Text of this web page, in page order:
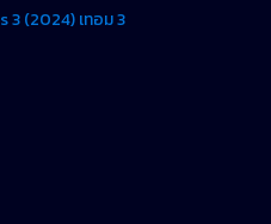
3 (2024) เทอม 3